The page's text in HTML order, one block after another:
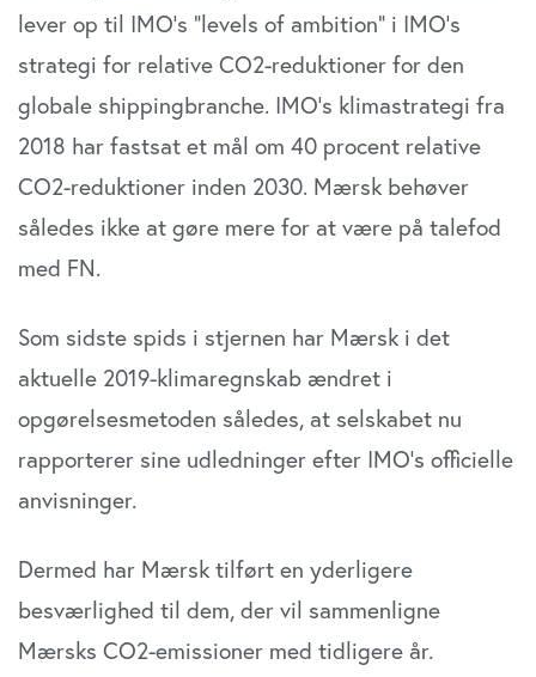
lever op til IMO’s “levels of ambition” i IMO’s
strategi for relative CO2-reduktioner for den
globale shippingbranche. IMO’s klimastrategi fra
2018 har fastsat et mål om 40 procent relative
CO2-reduktioner inden 2030. Mærsk behøver
således ikke at gøre mere for at være på talefod
med FN.
Som sidste spids i stjernen har Mærsk i det
aktuelle 2019-klimaregnskab ændret i
opgørelsesmetoden således, at selskabet nu
rapporterer sine udledninger efter IMO’s officielle
anvisninger.
Dermed har Mærsk tilført en yderligere
besværlighed til dem, der vil sammenligne
Mærsks CO2-emissioner med tidligere år.